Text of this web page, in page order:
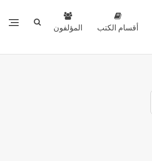
أقسام الكتب المؤلفون